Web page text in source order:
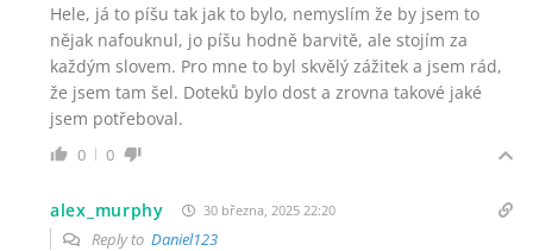
Hele, já to píšu tak jak to bylo, nemyslím že by jsem to
nějak nafouknul, jo píšu hodně barvitě, ale stojím za
každým slovem. Pro mne to byl skvělý zážitek a jsem rád,
že jsem tam šel. Doteků bylo dost a zrovna takové jaké
jsem potřeboval.
0 0
alex_murphy 30 března, 2025 22:20
Reply to Daniel123